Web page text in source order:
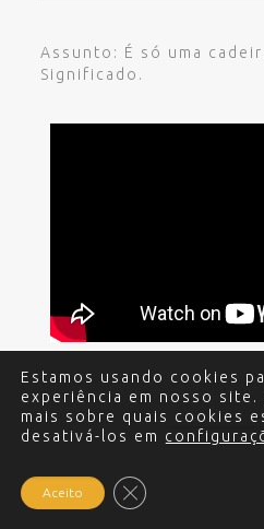
Assunto: É só uma
Significado.
© 2017 - 2024 Edgar
reservados.Política de
Estamos usando cookies
experiência em nosso
mais sobre quais cookies
desativá-los em
Aceito Close GDPR Cookie